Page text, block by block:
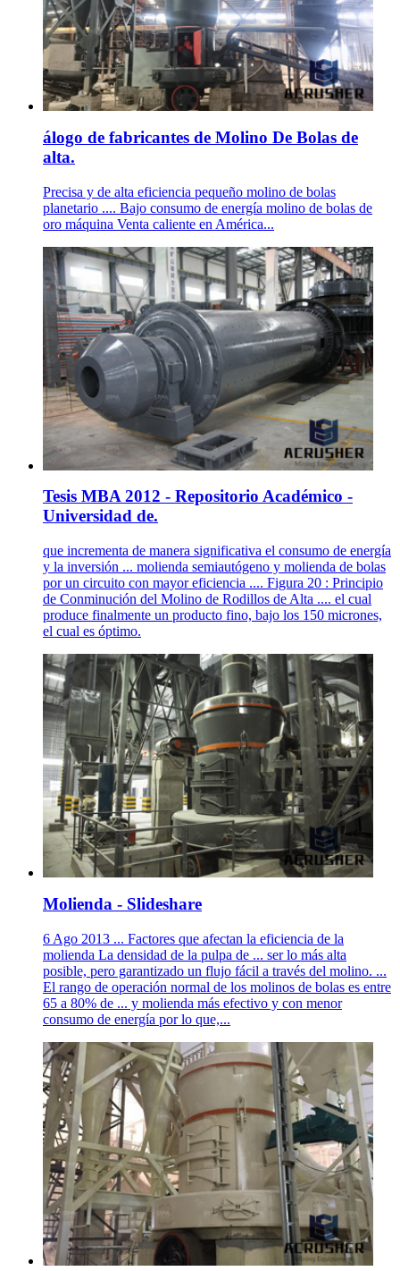
álogo de fabricantes de Molino De Bolas de
alta.
Precisa y de alta eficiencia pequeño molino de bolas
planetario .... Bajo consumo de energía molino de bolas de
oro máquina Venta caliente en América...
Tesis MBA 2012 - Repositorio Académico -
Universidad de.
que incrementa de manera significativa el consumo de energía
y la inversión ... molienda semiautógeno y molienda de bolas
por un circuito con mayor eficiencia .... Figura 20 : Principio
de Conminución del Molino de Rodillos de Alta .... el cual
produce finalmente un producto fino, bajo los 150 micrones,
el cual es óptimo.
Molienda - Slideshare
6 Ago 2013 ... Factores que afectan la eficiencia de la
molienda La densidad de la pulpa de ... ser lo más alta
posible, pero garantizado un flujo fácil a través del molino. ...
El rango de operación normal de los molinos de bolas es entre
65 a 80% de ... y molienda más efectivo y con menor
consumo de energía por lo que,...